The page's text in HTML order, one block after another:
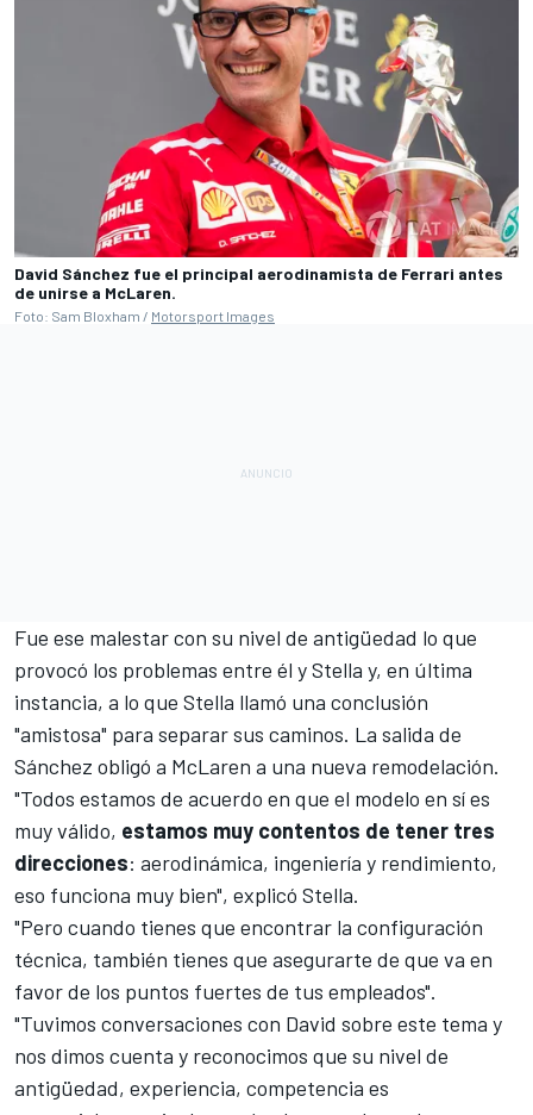
David Sánchez fue el principal aerodinamista de Ferrari antes
de unirse a McLaren.
Foto: Sam Bloxham / Motorsport Images
Fue ese malestar con su nivel de antigüedad lo que
provocó los problemas entre él y Stella y, en última
instancia, a lo que Stella llamó una conclusión
"amistosa" para separar sus caminos. La salida de
Sánchez obligó a McLaren a una nueva remodelación.
"Todos estamos de acuerdo en que el modelo en sí es
muy válido, estamos muy contentos de tener tres
direcciones: aerodinámica, ingeniería y rendimiento,
eso funciona muy bien", explicó Stella.
"Pero cuando tienes que encontrar la configuración
técnica, también tienes que asegurarte de que va en
favor de los puntos fuertes de tus empleados".
"Tuvimos conversaciones con David sobre este tema y
nos dimos cuenta y reconocimos que su nivel de
antigüedad, experiencia, competencia es